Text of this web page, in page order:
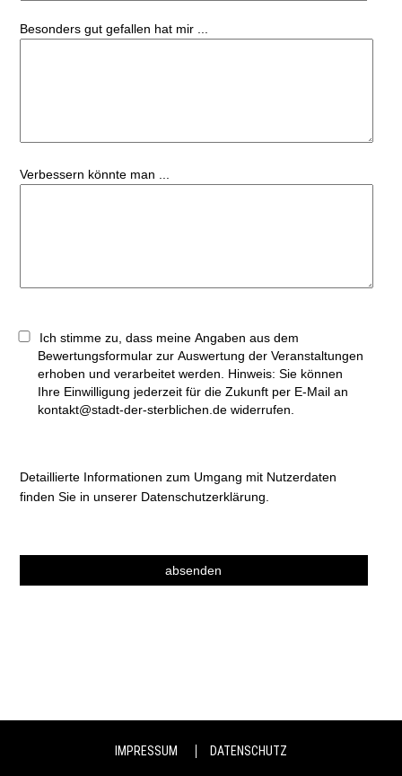
Besonders gut gefallen hat mir ...
Verbessern könnte man ...
Bewertungsformular zur Auswertung der Veranstaltungen
erhoben und verarbeitet werden. Hinweis: Sie können
Ihre Einwilligung jederzeit für die Zukunft per E-Mail an
kontakt@stadt-der-sterblichen.de widerrufen.
Detaillierte Informationen zum Umgang mit Nutzerdaten
finden Sie in unserer Datenschutzerklärung.
IMPRESSUM DATENSCHUTZ